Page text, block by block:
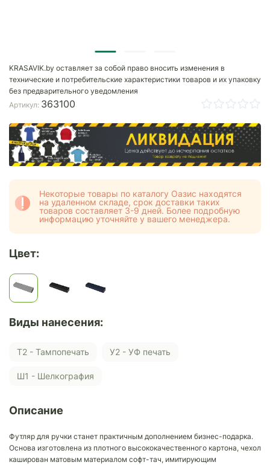
KRASAVIK.by оставляет за собой право вносить изменения в
технические и потребительские характеристики товаров и их упаковку
без предварительного уведомления
Артикул: 363100
Некоторые товары по каталогу Оазис находятся
на удаленном складе, срок доставки таких
товаров составляет 3-9 дней. Более подробную
информацию уточняйте у вашего менеджера.
Цвет:
Виды нанесения:
Т2 - Тампопечать У2 - УФ печать
Ш1 - Шелкография
Описание
Футляр для ручки станет практичным дополнением бизнес-подарка.
Основа изготовлена из плотного высококачественного картона, чехол
каширован матовым материалом софт-тач, имитирующим